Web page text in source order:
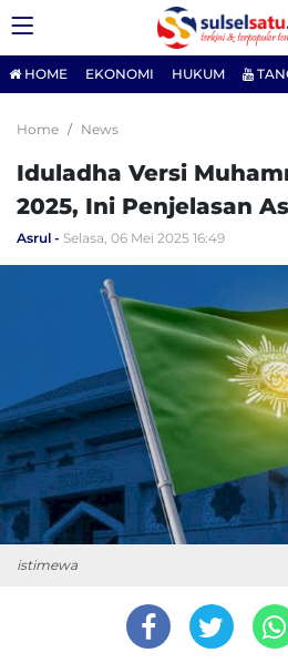
HOME EKONOMI HUKUM
Home News
Iduladha Versi
2025, Ini Penjelasan
Asrul Selasa, 06 Mei 2025 16:49
istimewa